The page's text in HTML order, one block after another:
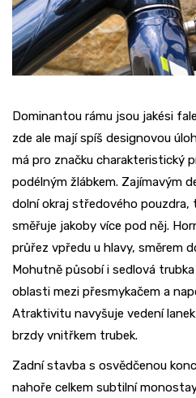
Dominantou rámu jsou jakési
zde ale mají spíš designovou
má pro značku charakteristický
podélným žlábkem. Zajímavým
dolní okraj středového pouzdra,
směřuje jakoby více pod něj.
průřez vpředu u hlavy, směrem
Mohutně působí i sedlová
oblasti mezi přesmykačem a
Atraktivitu navyšuje vedení
brzdy vnitřkem trubek.
Zadní stavba s osvědčenou
nahoře celkem subtilní